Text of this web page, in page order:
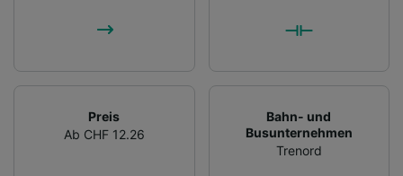
Preis
Ab CHF 12.26
Bahn- und
Busunternehmen
Trenord